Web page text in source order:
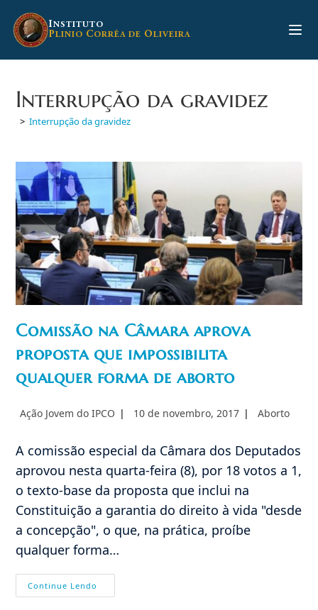
para
INSTITUTO
PLINIO CORRÊA DE OLIVEIRA
Interrupção da gravidez
> Interrupção da gravidez
Comissão na Câmara aprova
proposta que impossibilita
qualquer forma de aborto
Autor
Ação Jovem do IPCO
Post
10 de novembro, 2017
Categoria
Aborto
A comissão especial da Câmara dos Deputados
aprovou nesta quarta-feira (8), por 18 votos a 1,
o texto-base da proposta que inclui na
Constituição a garantia do direito à vida "desde
a concepção", o que, na prática, proíbe
qualquer forma…
Continue Lendo
Na